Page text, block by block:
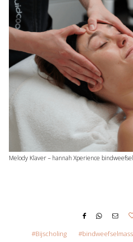
Melody Klaver – hannah Xperience
Bijscholing